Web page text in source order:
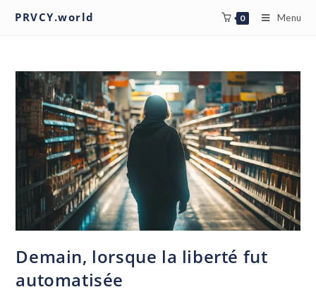
PRVCY.world 0 Menu
Demain, lorsque la liberté fut
automatisée